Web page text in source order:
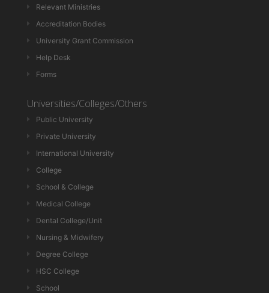
Relevant Ministries
Accreditation Bodies
University Grant Commission
Help Desk
Forms
Universities/Colleges/Others
Public University
Private University
International University
College
School & College
Medical College
Dental College/Unit
Nursing & Midwifery
Degree College
HSC College
School